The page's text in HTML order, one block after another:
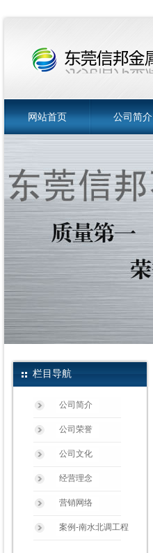
网站首页 公司简介
栏目导航
公司简介
公司荣誉
公司文化
经营理念
营销网络
案例-南水北调工程